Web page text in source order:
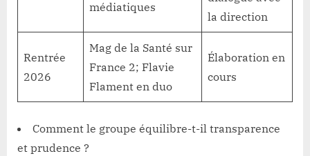
médiatiques
la direction
Rentrée
2026
Mag de la Santé sur
France 2; Flavie
Flament en duo
Élaboration en
cours
Comment le groupe équilibre-t-il transparence
et prudence ?